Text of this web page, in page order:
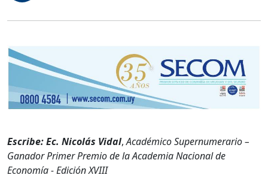
Escribe: Ec. Nicolás Vidal,Académico Supernumerario –
Ganador Primer Premio de la Academia Nacional de
Economía - Edición XVIII